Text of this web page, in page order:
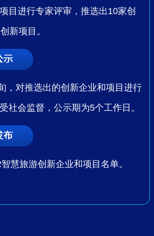
目进行专家评审，推选出10家创
新项目。
，对推选出的创新企业和项目进行
社会监督，公示期为5个工作日。
慧旅游创新企业和项目名单。